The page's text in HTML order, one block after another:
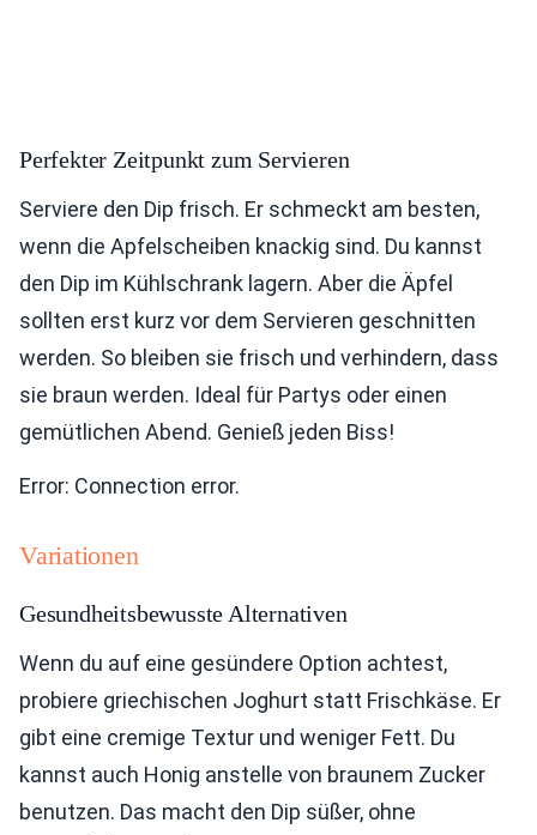
Perfekter Zeitpunkt zum Servieren
Serviere den Dip frisch. Er schmeckt am besten,
wenn die Apfelscheiben knackig sind. Du kannst
den Dip im Kühlschrank lagern. Aber die Äpfel
sollten erst kurz vor dem Servieren geschnitten
werden. So bleiben sie frisch und verhindern, dass
sie braun werden. Ideal für Partys oder einen
gemütlichen Abend. Genieß jeden Biss!
Error: Connection error.
Variationen
Gesundheitsbewusste Alternativen
Wenn du auf eine gesündere Option achtest,
probiere griechischen Joghurt statt Frischkäse. Er
gibt eine cremige Textur und weniger Fett. Du
kannst auch Honig anstelle von braunem Zucker
benutzen. Das macht den Dip süßer, ohne